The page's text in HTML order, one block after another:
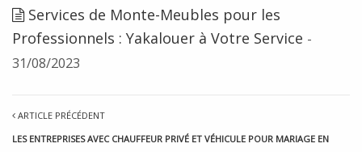
Services de Monte-Meubles pour les
Professionnels : Yakalouer à Votre Service -
31/08/2023
ARTICLE PRÉCÉDENT
LES ENTREPRISES AVEC CHAUFFEUR PRIVÉ ET VÉHICULE POUR MARIAGE EN